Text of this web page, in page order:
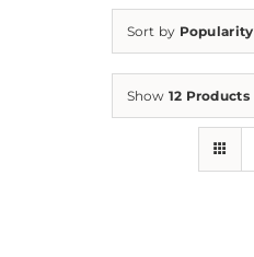
Sort by Popularity
Show 12 Products